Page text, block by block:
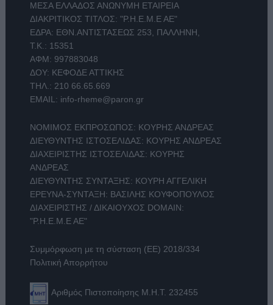
ΜΕΣΑ ΕΛΛΑΔΟΣ ΑΝΩΝΥΜΗ ΕΤΑΙΡΕΙΑ
ΔΙΑΚΡΙΤΙΚΟΣ ΤΙΤΛΟΣ: "Ρ.Η.Ε.Μ.Ε ΑΕ"
ΕΔΡΑ: ΕΘΝ.ΑΝΤΙΣΤΑΣΕΩΣ 253, ΠΑΛΛΗΝΗ,
Τ.Κ.: 15351
ΑΦΜ: 997883048
ΔΟΥ: ΚΕΦΟΔΕ ΑΤΤΙΚΗΣ
ΤΗΛ.: 210 66.65.669
EMAIL: info-rheme@paron.gr
ΝΟΜΙΜΟΣ ΕΚΠΡΟΣΩΠΟΣ: ΚΟΥΡΗΣ ΑΝΔΡΕΑΣ
ΔΙΕΥΘΥΝΤΗΣ ΙΣΤΟΣΕΛΙΔΑΣ: ΚΟΥΡΗΣ ΑΝΔΡΕΑΣ
ΔΙΑΧΕΙΡΙΣΤΗΣ ΙΣΤΟΣΕΛΙΔΑΣ: ΚΟΥΡΗΣ
ΑΝΔΡΕΑΣ
ΔΙΕΥΘΥΝΤΗΣ ΣΥΝΤΑΞΗΣ: ΚΟΥΡΗ ΑΓΓΕΛΙΚΗ
ΕΡΕΥΝΑ-ΣΥΝΤΑΞΗ: ΒΑΣΙΛΗΣ ΚΟΥΦΟΠΟΥΛΟΣ
ΔΙΑΧΕΙΡΙΣΤΗΣ / ΔΙΚΑΙΟΥΧΟΣ DOMAIN:
"Ρ.Η.Ε.Μ.Ε ΑΕ"
Συμμόρφωση με τη σύσταση (ΕΕ) 2018/334
Πολιτική Απορρήτου
Αριθμός Πιστοποίησης Μ.Η.Τ. 232455